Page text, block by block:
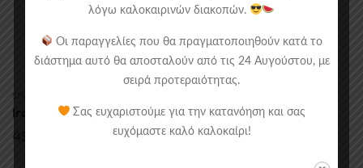
STATUES & VINYL FIGURES
Iron Studios Marvel: Storm X-Men (21cm).
45.90
λόγω καλοκαιρινών διακοπών.
Οι παραγγελίες που θα πραγματοποιηθούν κατά το
διάστημα αυτό θα αποσταλούν από τις 24 Αυγούστου, με
σειρά προτεραιότητας.
Σας ευχαριστούμε για την κατανόηση και σας
ευχόμαστε καλό καλοκαίρι!